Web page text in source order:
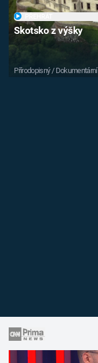
Skotsko z výšky
Přírodopisný / Dokumentární